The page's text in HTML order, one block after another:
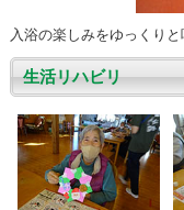
入浴の楽しみをゆっくり
生活リハビリ